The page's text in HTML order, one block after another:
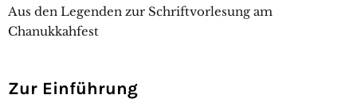
Aus den Legenden zur Schriftvorlesung am
Chanukkahfest
Zur Einführung